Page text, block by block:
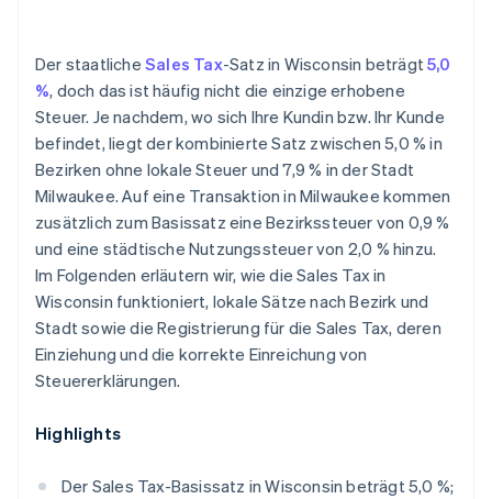
Der staatliche Sales Tax-Satz in Wisconsin beträgt5,0
%, doch das ist häufig nicht die einzige erhobene
Steuer. Je nachdem, wo sich Ihre Kundin bzw. Ihr Kunde
befindet, liegt der kombinierte Satz zwischen 5,0 % in
Bezirken ohne lokale Steuer und 7,9 % in der Stadt
Milwaukee. Auf eine Transaktion in Milwaukee kommen
zusätzlich zum Basissatz eine Bezirkssteuer von 0,9 %
und eine städtische Nutzungssteuer von 2,0 % hinzu.
Im Folgenden erläutern wir, wie die Sales Tax in
Wisconsin funktioniert, lokale Sätze nach Bezirk und
Stadt sowie die Registrierung für die Sales Tax, deren
Einziehung und die korrekte Einreichung von
Steuererklärungen.
Highlights
Der Sales Tax-Basissatz in Wisconsin beträgt 5,0 %;